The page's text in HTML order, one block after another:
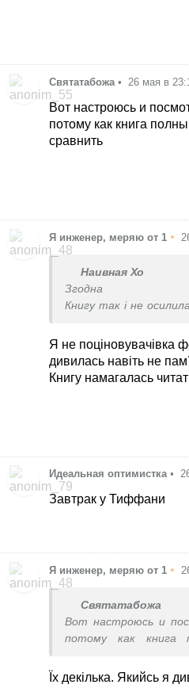
Святатабожа • 26 мая в
Вот настроюсь и
потому как книга
сравнить
Я инженер, меряю от 1 •
Наивная Хо
Згодна
Книгу так і не
Я не поціновувачівка
дивилась навіть не
Книгу намагалась
Идеальная оптимистка •
Завтрак у Тиффани
Я инженер, меряю от 1 •
Святатабожа
Вот настроюсь и
потому как книга
Їх декілька. Якийсь я